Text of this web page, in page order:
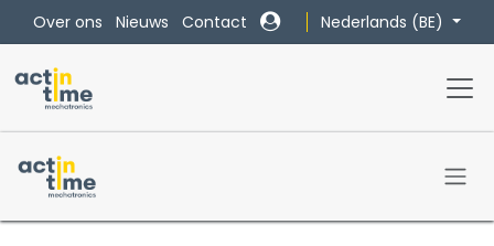
Overslaan naar inhoud
Over ons Nieuws Contact Nederlands (BE)